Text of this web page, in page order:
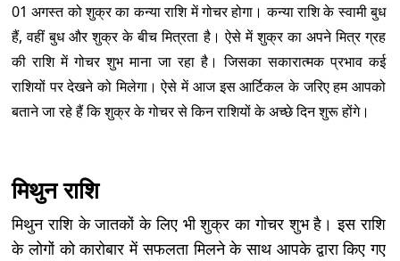
01 अगस्त को शुक्र का कन्या राशि में गोचर होगा। कन्या राशि के स्वामी बुध
हैं, वहीं बुध और शुक्र के बीच मित्रता है। ऐसे में शुक्र का अपने मित्र ग्रह
की राशि में गोचर शुभ माना जा रहा है। जिसका सकारात्मक प्रभाव कई
राशियों पर देखने को मिलेगा। ऐसे में आज इस आर्टिकल के जरिए हम आपको
बताने जा रहे हैं कि शुक्र के गोचर से किन राशियों के अच्छे दिन शुरू होंगे।
मिथुन राशि
मिथुन राशि के जातकों के लिए भी शुक्र का गोचर शुभ है। इस राशि
के लोगों को कारोबार में सफलता मिलने के साथ आपके द्वारा किए गए